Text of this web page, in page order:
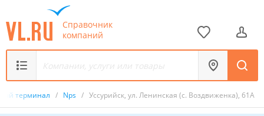
Справочник
компаний
терминал / Nps / Уссурийск, ул. Ленинская (с. Воздвиженка), 61А